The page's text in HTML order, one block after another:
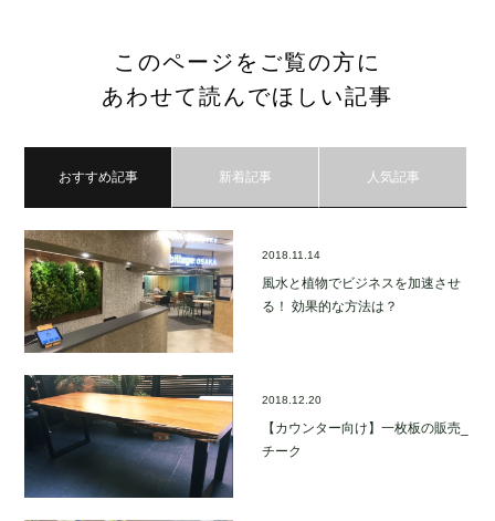
このページをご覧の方に
あわせて読んでほしい記事
おすすめ記事 新着記事 人気記事
2018.11.14
風水と植物でビジネスを加速させ
る！ 効果的な方法は？
2018.12.20
【カウンター向け】一枚板の販売_
チーク